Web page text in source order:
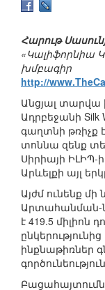
Հարութ
«Կալիֆորնիա
խմբագիր
http://
Անցյալ տարվա
Ադրբեջանի Silk
գաղտնի թռիչք
տոննա զենք
Սիրիայի ԻԼԻՊ-
Արևելքի այլ
Այժմ ունենք մի
Արտահանման-
է 419.5 միլիոն
ինքնաթիռներ